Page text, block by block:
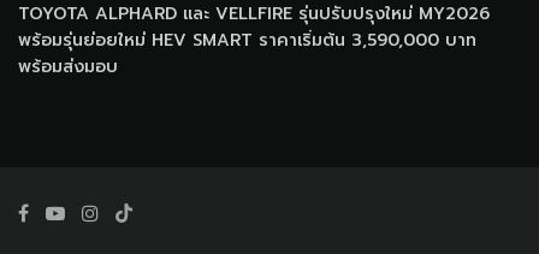
TOYOTA ALPHARD และ VELLFIRE รุ่นปรับปรุงใหม่ MY2026
พร้อมรุ่นย่อยใหม่ HEV SMART ราคาเริ่มต้น 3,590,000 บาท
พร้อมส่งมอบ